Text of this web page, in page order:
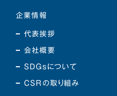
企業情報
代表挨拶
会社概要
SDGsについて
CSRの取り組み